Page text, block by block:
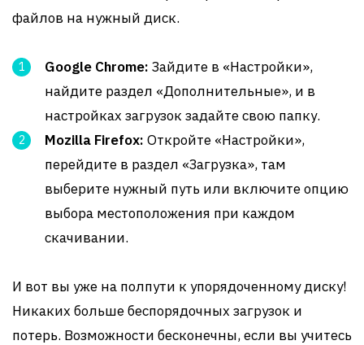
файлов на нужный диск.
Google Chrome: Зайдите в «Настройки»,
найдите раздел «Дополнительные», и в
настройках загрузок задайте свою папку.
Mozilla Firefox: Откройте «Настройки»,
перейдите в раздел «Загрузка», там
выберите нужный путь или включите опцию
выбора местоположения при каждом
скачивании.
И вот вы уже на полпути к упорядоченному диску!
Никаких больше беспорядочных загрузок и
потерь. Возможности бесконечны, если вы учитесь